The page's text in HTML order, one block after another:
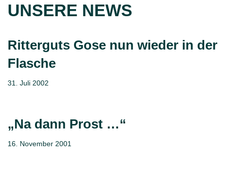
UNSERE NEWS
Ritterguts Gose nun wieder in der
Flasche
31. Juli 2002
„Na dann Prost …“
16. November 2001